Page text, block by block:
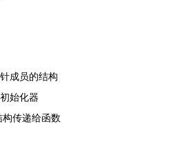
成员的结构
始化器
传递给函数